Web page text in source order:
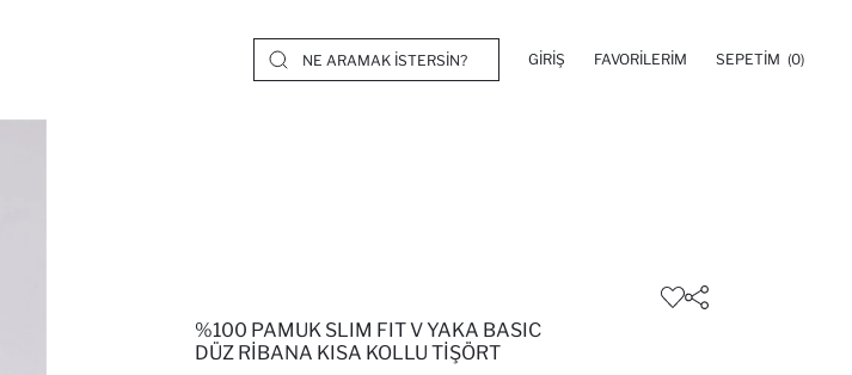
GIRIŞ FAVORILERIM SEPETIM (0)
%100 PAMUK SLIM FIT V YAKA BASIC
DÜZ RIBANA KISA KOLLU TIŞÖRT